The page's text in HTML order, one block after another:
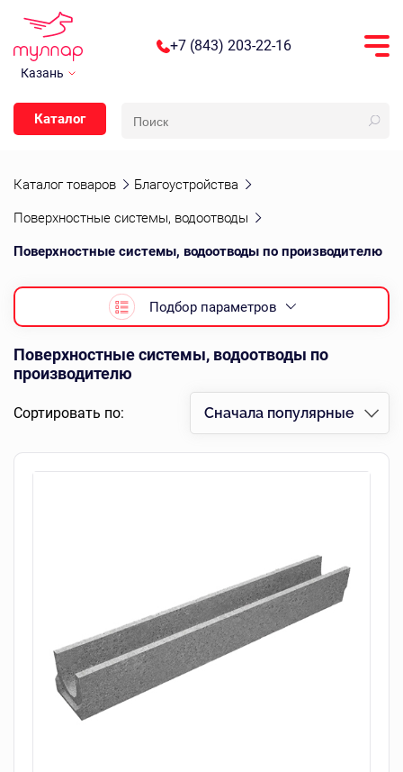
Казань
+7 (843) 203-22-16
Каталог
Каталог товаров Благоустройства
Поверхностные системы, водоотводы
Поверхностные системы, водоотводы по производителю
Подбор параметров
Поверхностные системы, водоотводы по
производителю
Сортировать по: Сначала популярные